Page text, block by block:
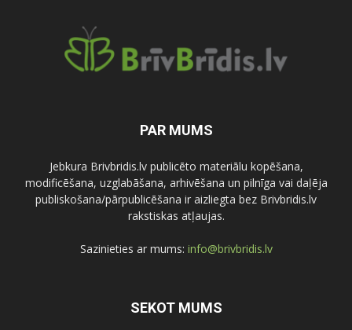
PAR MUMS
Jebkura Brivbridis.lv publicēto materiālu kopēšana,
modificēšana, uzglabāšana, arhivēšana un pilnīga vai daļēja
publiskošana/pārpublicēšana ir aizliegta bez Brivbridis.lv
rakstiskas atļaujas.
Sazinieties ar mums: info@brivbridis.lv
SEKOT MUMS